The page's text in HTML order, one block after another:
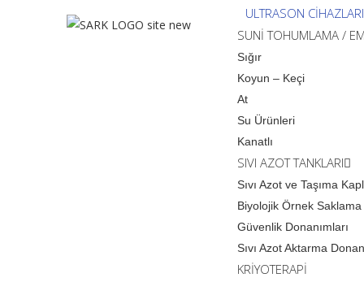
ULTRASON CİHAZLARI
SUNİ TOHUMLAMA /
Sığır
Koyun – Keçi
At
Su Ürünleri
Kanatlı
SIVI AZOT TANKLARI
Sıvı Azot ve Taşıma
Biyolojik Örnek Saklama
Güvenlik Donanımları
Sıvı Azot Aktarma
KRİYOTERAPİ